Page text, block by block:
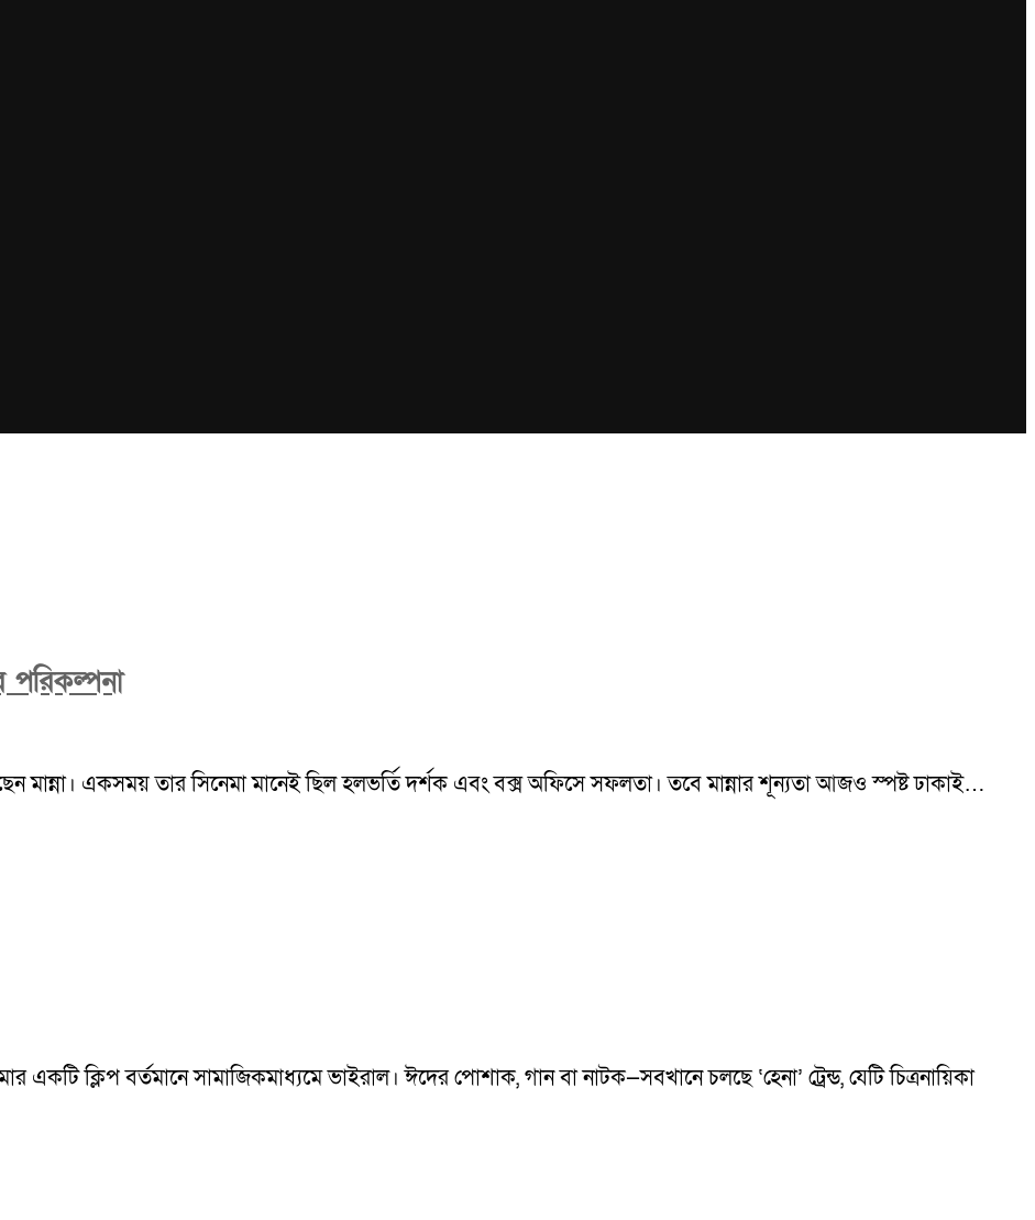
পরিকল্পনা
মান্না। একসময় তার সিনেমা মানেই ছিল হলভর্তি দর্শক এবং বক্স অফিসে সফলতা। তবে মান্নার শূন্যতা আজও স্পষ্ট ঢাকাই…
একটি ক্লিপ বর্তমানে সামাজিকমাধ্যমে ভাইরাল। ঈদের পোশাক, গান বা নাটক—সবখানে চলছে ‘হেনা’ ট্রেন্ড, যেটি চিত্রনায়িকা